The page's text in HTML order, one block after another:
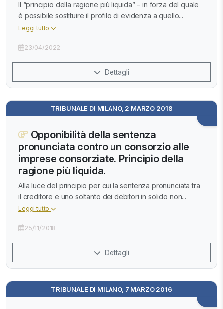
Il “principio della ragione più liquida” – in forza del quale
è possibile sostituire il profilo di evidenza a quello...
Leggi tutto
23/04/2022
Dettagli
TRIBUNALE DI MILANO, 2 MARZO 2018
Opponibilità della sentenza
pronunciata contro un consorzio alle
imprese consorziate. Principio della
ragione più liquida.
Alla luce del principio per cui la sentenza pronunciata tra
il creditore e uno soltanto dei debitori in solido non...
Leggi tutto
25/11/2018
Dettagli
TRIBUNALE DI MILANO, 7 MARZO 2016